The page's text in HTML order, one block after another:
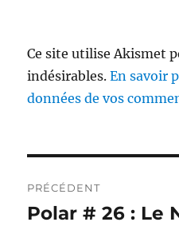
Ce site utilise Akismet
indésirables.En savoir
données de vos
de
PRÉCÉDENT
Publication
Polar # 26 : Le